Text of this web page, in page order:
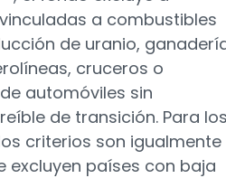
a combustibles
de uranio,
cruceros o
automóviles sin
de transición. Para
criterios son igualmente
excluyen países con baja